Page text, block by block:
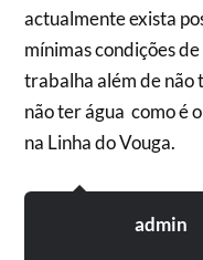
actualmente exista
mínimas condições
trabalha além de não
não ter água como é
na Linha do Vouga.
admin